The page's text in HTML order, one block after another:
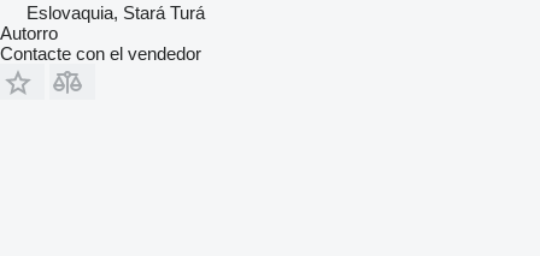
Eslovaquia, Stará Turá
Autorro
Contacte con el vendedor